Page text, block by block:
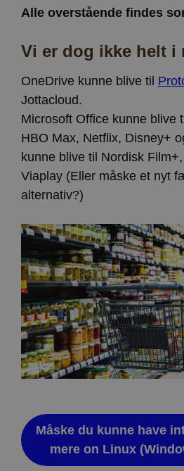
Alle overstående findes
Vi er dog ikke helt i
OneDrive kunne blive til
Jottacloud.
Microsoft Office kunne blive
HBO Max, Netflix, Disney+
kunne blive til Nordisk
Viaplay (Eller måske et nyt
alternativ?)
Måske du kunne have
mere on Linux
ct_timezone
ct_pointer_data
ct_ps_timestamp
apbct_headless
ct_mouse_moved